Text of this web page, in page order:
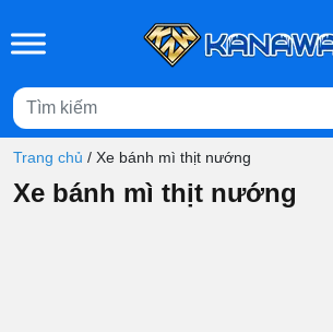
Trang chủ / Xe bánh mì thịt nướng
Xe bánh mì thịt nướng